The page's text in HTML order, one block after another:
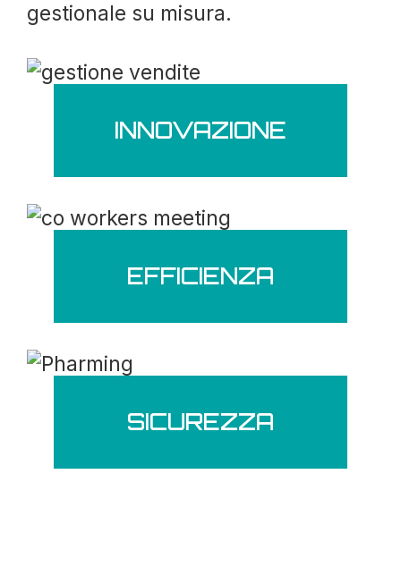
gestionale su misura.
INNOVAZIONE
EFFICIENZA
SICUREZZA